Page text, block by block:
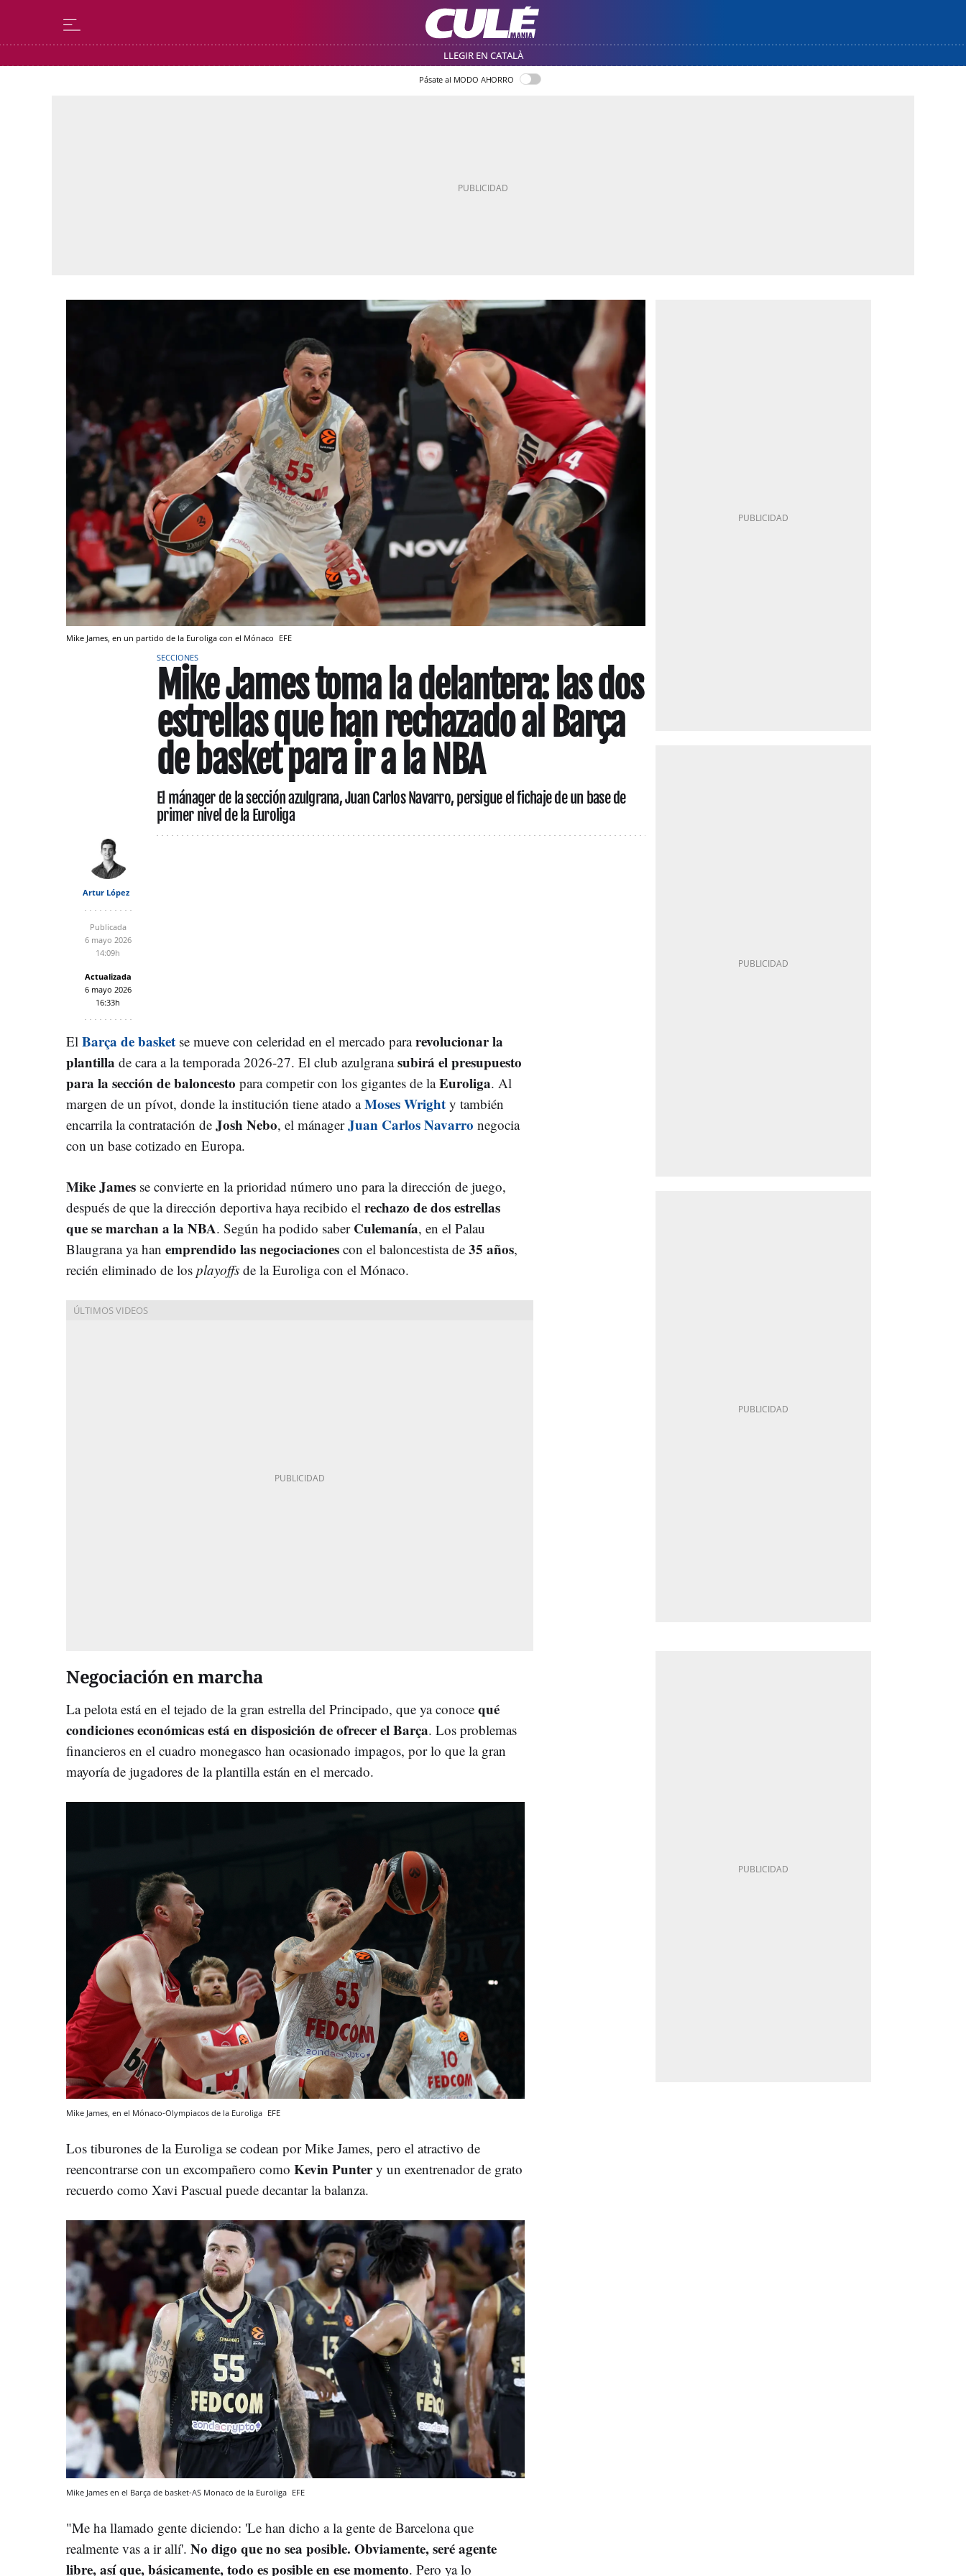
LLEGIR EN CATALÀ
Pásate al MODO AHORRO
Mike James, en un partido de la Euroliga con el Mónaco EFE
SECCIONES
Mike James toma la delantera: las dos
estrellas que han rechazado al Barça
de basket para ir a la NBA
El mánager de la sección azulgrana, Juan Carlos Navarro, persigue el fichaje de un base de
primer nivel de la Euroliga
Artur López
Publicada
6 mayo 2026
14:09h
Actualizada
6 mayo 2026
16:33h
El Barça de basket se mueve con celeridad en el mercado pararevolucionar la
plantilla de cara a la temporada 2026-27. El club azulgranasubirá el presupuesto
para la sección de baloncesto para competir con los gigantes de laEuroliga. Al
margen de un pívot, donde la institución tiene atado aMoses Wright y también
encarrila la contratación de Josh Nebo, el mánagerJuan Carlos Navarro negocia
con un base cotizado en Europa.
Mike James se convierte en la prioridad número uno para la dirección de juego,
después de que la dirección deportiva haya recibido el rechazo de dos estrellas
que se marchan a la NBA. Según ha podido saber Culemanía, en el Palau
Blaugrana ya han emprendido las negociaciones con el baloncestista de 35 años,
recién eliminado de los playoffs de la Euroliga con el Mónaco.
Negociación en marcha
La pelota está en el tejado de la gran estrella del Principado, que ya conoce qué
condiciones económicas está en disposición de ofrecer el Barça. Los problemas
financieros en el cuadro monegasco han ocasionado impagos, por lo que la gran
mayoría de jugadores de la plantilla están en el mercado.
Mike James, en el Mónaco-Olympiacos de la Euroliga EFE
Los tiburones de la Euroliga se codean por Mike James, pero el atractivo de
reencontrarse con un excompañero como Kevin Puntery un exentrenador de grato
recuerdo como Xavi Pascual puede decantar la balanza.
Mike James en el Barça de basket-AS Monaco de la Euroliga EFE
"Me ha llamado gente diciendo: 'Le han dicho a la gente de Barcelona que
realmente vas a ir allí'. No digo que no sea posible. Obviamente, seré agente
libre, así que, básicamente, todo es posible en ese momento. Pero ya lo